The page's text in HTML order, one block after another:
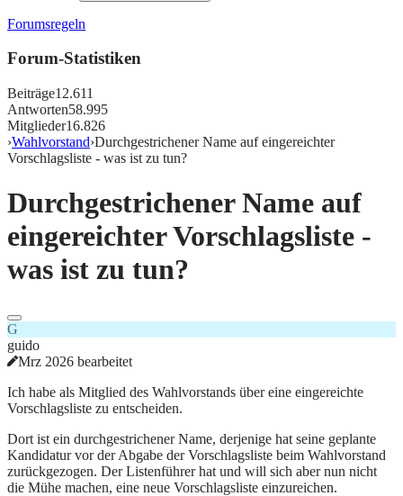
Forumsregeln
Forum-Statistiken
Beiträge12.611
Antworten58.995
Mitglieder16.826
›Wahlvorstand›Durchgestrichener Name auf eingereichter
Vorschlagsliste - was ist zu tun?
Durchgestrichener Name auf
eingereichter Vorschlagsliste -
was ist zu tun?
G
guido
Mrz 2026 bearbeitet
Ich habe als Mitglied des Wahlvorstands über eine eingereichte
Vorschlagsliste zu entscheiden.
Dort ist ein durchgestrichener Name, derjenige hat seine geplante
Kandidatur vor der Abgabe der Vorschlagsliste beim Wahlvorstand
zurückgezogen. Der Listenführer hat und will sich aber nun nicht
die Mühe machen, eine neue Vorschlagsliste einzureichen.